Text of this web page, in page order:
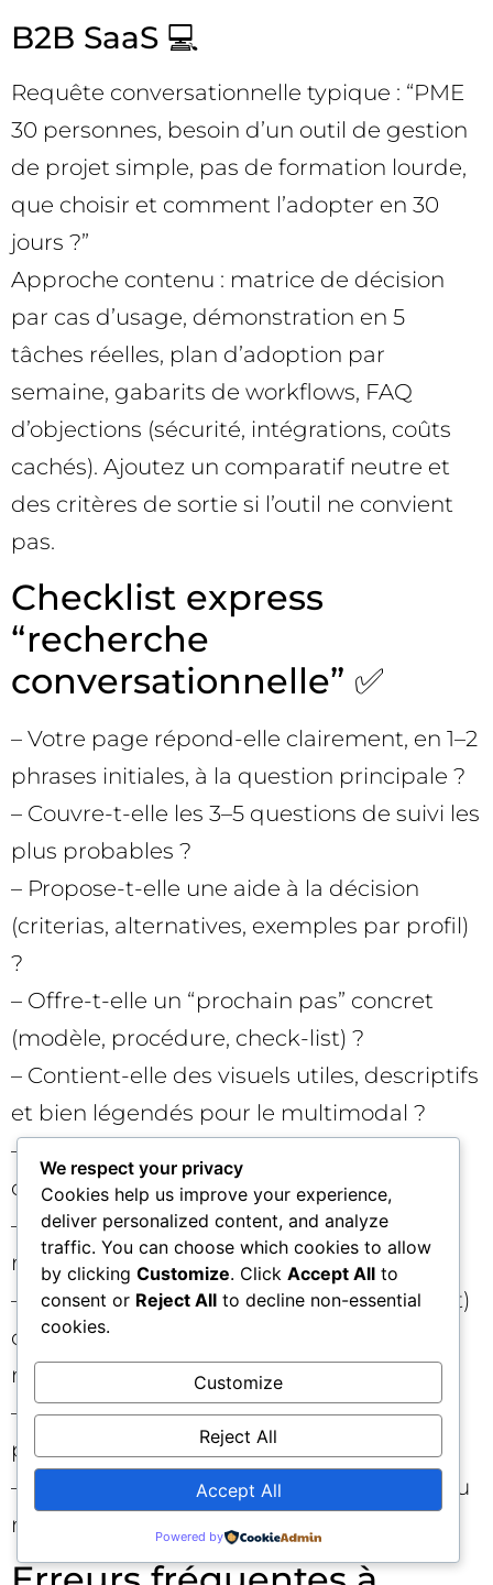
B2B SaaS 💻
Requête conversationnelle typique : “PME
30 personnes, besoin d’un outil de gestion
de projet simple, pas de formation lourde,
que choisir et comment l’adopter en 30
jours ?”
Approche contenu : matrice de décision
par cas d’usage, démonstration en 5
tâches réelles, plan d’adoption par
semaine, gabarits de workflows, FAQ
d’objections (sécurité, intégrations, coûts
cachés). Ajoutez un comparatif neutre et
des critères de sortie si l’outil ne convient
pas.
Checklist express
“recherche
conversationnelle” ✅
– Votre page répond-elle clairement, en 1–2
phrases initiales, à la question principale ?
– Couvre-t-elle les 3–5 questions de suivi les
plus probables ?
– Propose-t-elle une aide à la décision
(criterias, alternatives, exemples par profil)
?
– Offre-t-elle un “prochain pas” concret
(modèle, procédure, check-list) ?
– Contient-elle des visuels utiles, descriptifs
et bien légendés pour le multimodal ?
– Les H2/H3 reflètent-ils une séquence de
conversation logique ?
– Les metas traduisent-elles l’intention
réelle (qui, quoi, pour qui, comment) ?
– Des schémas (FAQPage/HowTo/Product)
clarifient-ils le type de réponse pour les
moteurs ?
– Les CTA sont-ils contextualisés (par
profil/situation) ?
– Avez-vous instrumenté l’engagement au
niveau des sections ?
We respect your privacy
Cookies help us improve your experience,
deliver personalized content, and analyze
traffic. You can choose which cookies to allow
by clicking Customize. Click Accept All to
consent or Reject All to decline non-essential
cookies.
Customize
Reject All
Accept All
Powered by